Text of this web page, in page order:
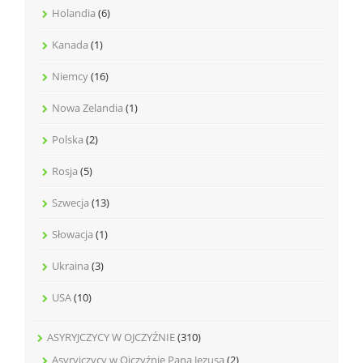
Holandia (6)
Kanada (1)
Niemcy(16)
Nowa Zelandia (1)
Polska (2)
Rosja (5)
Szwecja (13)
Słowacja (1)
Ukraina (3)
USA(10)
ASYRYJCZYCY W OJCZYŹNIE(310)
Asyryjczycy w Ojczyźnie Pana Jezusa (2)